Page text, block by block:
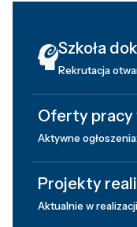
Szkoła
Rekrutacja
Oferty
Aktywne
Projekty
Aktualnie w